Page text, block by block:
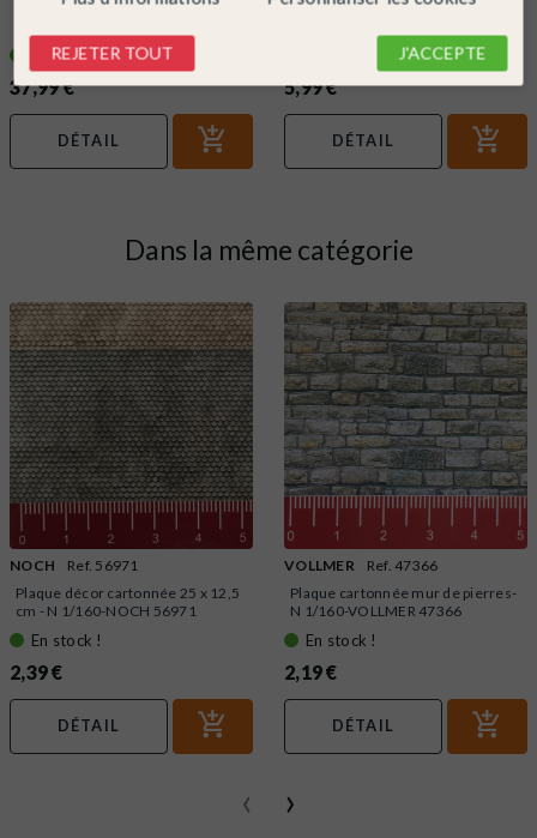
Set à patiner-FALLER 170695
En stock !
37,99 €
DÉTAIL
Colle pour maquette avec bec de
5,99 €
DÉTAIL
Dans la même catégorie
NOCH
Ref. 56971
Plaque décor cartonnée 25 x 12,5
cm - N 1/160-NOCH 56971
En stock !
2,39 €
DÉTAIL
VOLLMER
Ref. 47366
Plaque cartonnée mur de pierres-
N 1/160-VOLLMER 47366
En stock !
2,19 €
DÉTAIL
‹ ›
REJETER TOUT J'ACCEPTE